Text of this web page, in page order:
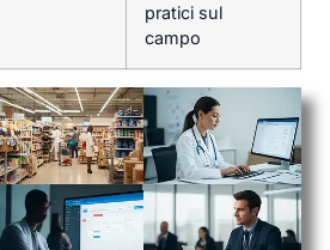
pratici sul
campo